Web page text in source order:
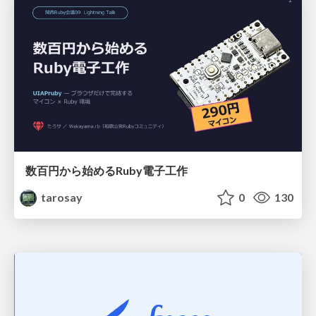
数百円から始めるRuby電子工作
tarosay
0 130